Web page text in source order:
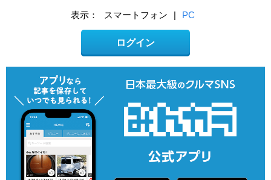
表示： スマートフォン | PC
ログイン